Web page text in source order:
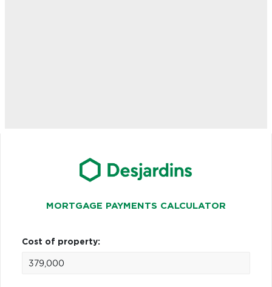
MORTGAGE PAYMENTS CALCULATOR
Cost of property: